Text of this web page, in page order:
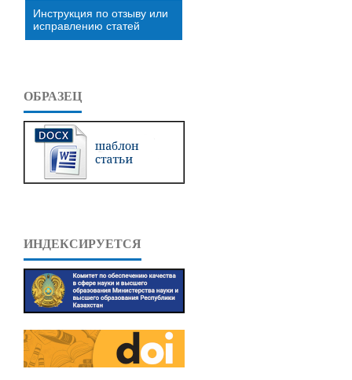
Инструкция по отзыву или
исправлению статей
ОБРАЗЕЦ
ИНДЕКСИРУЕТСЯ